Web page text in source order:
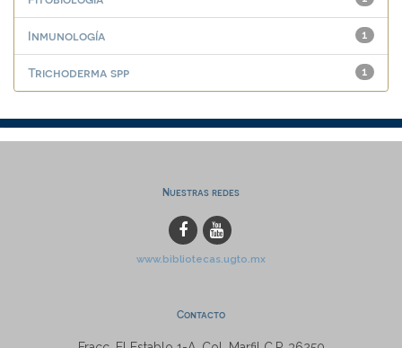
1
Inmunología
1
Trichoderma spp
Nuestras redes
www.bibliotecas.ugto.mx
Contacto